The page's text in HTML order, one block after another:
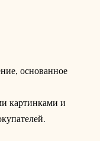
основанное
картинками и